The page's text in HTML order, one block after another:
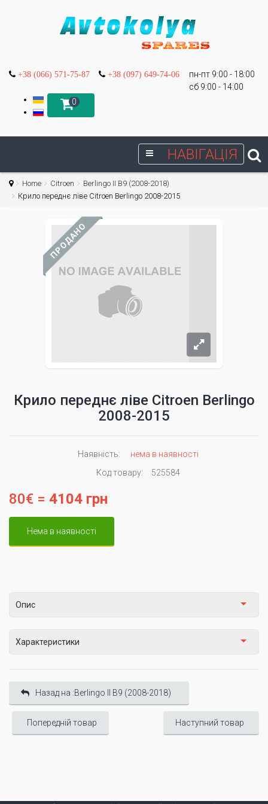
+38 (066) 571-75-87 +38 (097) 649-74-06
пн-пт 9:00 - 18:00
сб 9:00 - 14:00
0
НАВІГАЦІЯ
Home Citroen
Berlingo II B9 (2008-2018)
Крило переднє ліве Citroen Berlingo 2008-2015
ПРОДАНО
Крило переднє ліве Citroen Berlingo
2008-2015
Наявність:
нема в наявності
Код товару:
525584
80€ = 4104 грн
Нема в наявності
Опис
Характеристики
Назад на :Berlingo II B9 (2008-2018)
Попередній товар Наступний товар